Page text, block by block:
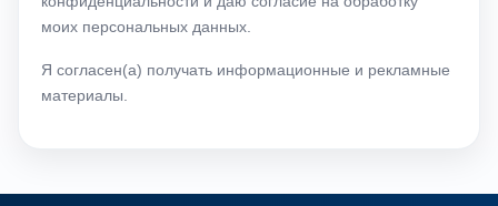
моих персональных данных.
Я согласен(а) получать информационные и рекламные
материалы.